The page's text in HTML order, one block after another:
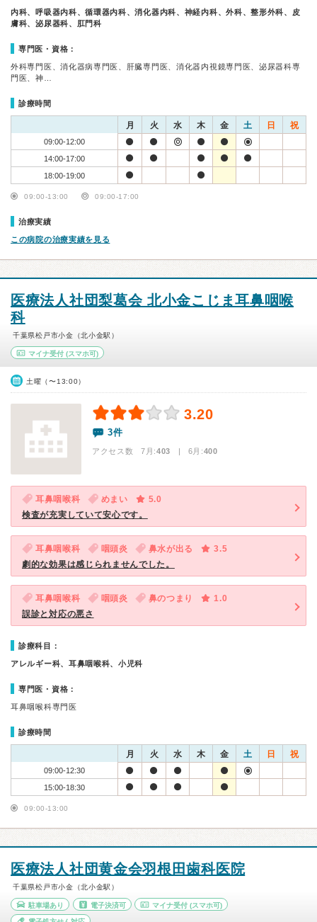
内科、呼吸器内科、循環器内科、消化器内科、神経内科、外科、整形外科、皮
膚科、泌尿器科、肛門科
専門医・資格：
外科専門医、消化器病専門医、肝臓専門医、消化器内視鏡専門医、泌尿器科専
門医、神…
診療時間
月 火 水 木 金 土 日 祝
09:00-12:00
14:00-17:00
18:00-19:00
09:00-13:00 09:00-17:00
治療実績
この病院の治療実績を見る
医療法人社団梨葛会 北小金こじま耳鼻咽喉
科
千葉県松戸市小金（北小金駅）
マイナ受付 (スマホ可)
土曜（〜13:00）
3.20
3件
アクセス数 7月:403 | 6月:400
耳鼻咽喉科 めまい
5.0
検査が充実していて安心です。
耳鼻咽喉科 咽頭炎 鼻水が出る
3.5
劇的な効果は感じられませんでした。
耳鼻咽喉科 咽頭炎 鼻のつまり
1.0
誤診と対応の悪さ
診療科目：
アレルギー科、耳鼻咽喉科、小児科
専門医・資格：
耳鼻咽喉科専門医
診療時間
月 火 水 木 金 土 日 祝
09:00-12:30
15:00-18:30
09:00-13:00
医療法人社団黄金会羽根田歯科医院
千葉県松戸市小金（北小金駅）
駐車場あり 電子決済可 マイナ受付 (スマホ可)